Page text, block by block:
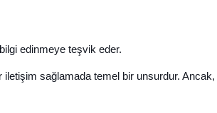
edinmeye teşvik eder.
iletişim sağlamada temel bir unsurdur.